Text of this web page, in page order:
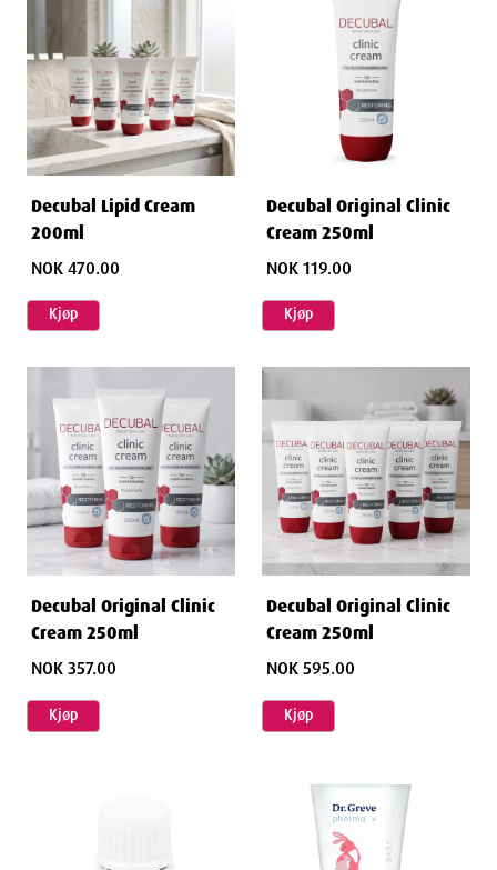
Decubal Lipid Cream
200ml
NOK 470.00
Kjøp
Decubal Original Clinic
Cream 250ml
NOK 119.00
Kjøp
Decubal Original Clinic
Cream 250ml
NOK 357.00
Kjøp
Decubal Original Clinic
Cream 250ml
NOK 595.00
Kjøp